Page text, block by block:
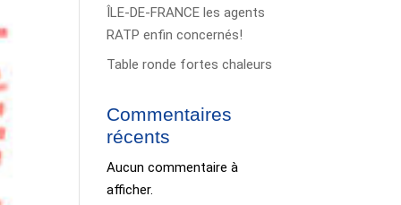
ÎLE-DE-FRANCE les agents
RATP enfin concernés!
Table ronde fortes chaleurs
Commentaires
récents
Aucun commentaire à
afficher.